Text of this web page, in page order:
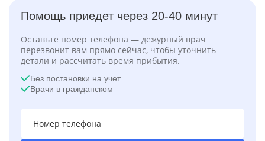
Помощь приедет через 20-40 минут
Оставьте номер телефона — дежурный врач
перезвонит вам прямо сейчас, чтобы уточнить
детали и рассчитать время прибытия.
Без постановки на учет
Врачи в гражданском